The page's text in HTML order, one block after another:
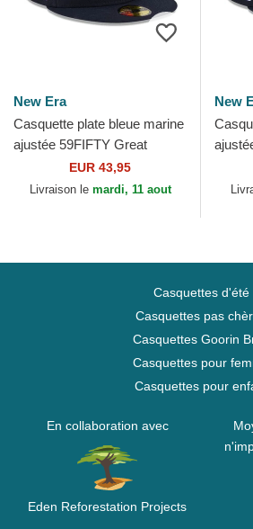
New Era
Casquette plate bleue marine
ajustée 59FIFTY Great
Britain 2026 World Baseball
Classic New Era
EUR 43,95
Livraison le mardi, 11 aout
New
Casquettes d'été
Casquettes pas
Casquettes Goorin
Casquettes pour
Casquettes pour
En collaboration avec
Eden Reforestation Projects